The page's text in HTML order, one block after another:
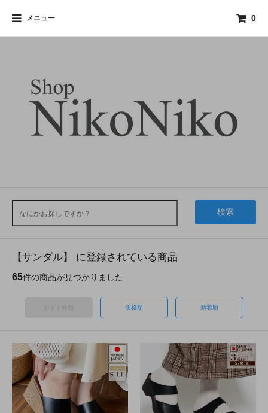
メニュー 0
検索
【サンダル】 に登録されている商品
65件の商品が見つかりました
おすすめ順 価格順 新着順